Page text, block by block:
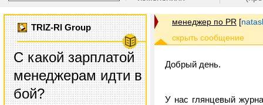
TRIZ-RI Group
С какой зарплатой
менеджерам идти в
бой?
менеджер по PR [
Добрый день.
У нас глянцевый